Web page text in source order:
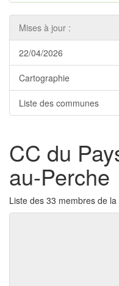
Mises à jour :
22/04/2026
Cartographie
Liste des communes
CC du
au-Perche
Liste des 33 membres de